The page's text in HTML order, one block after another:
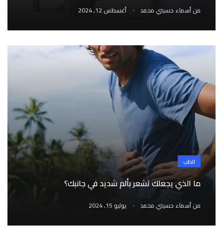
منأسماء حسيني محمد . أغسطس 12, 2024
الطب
ما الذي يجعلك تشعر بألم شديد في جانبك؟
منأسماء حسيني محمد . يوليو 15, 2024